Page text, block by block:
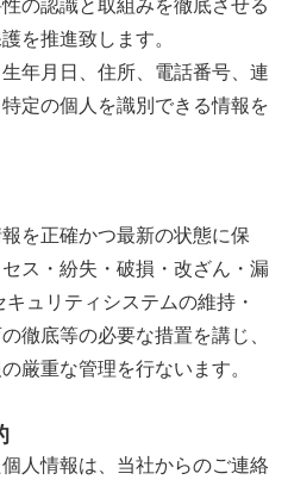
の認識と取組みを徹底させる
を推進致します。
年月日、住所、電話番号、連
定の個人を識別できる情報を
を正確かつ最新の状態に保
ス・紛失・破損・改ざん・漏
ュリティシステムの維持・
徹底等の必要な措置を講じ、
厳重な管理を行ないます。
人情報は、当社からのご連絡